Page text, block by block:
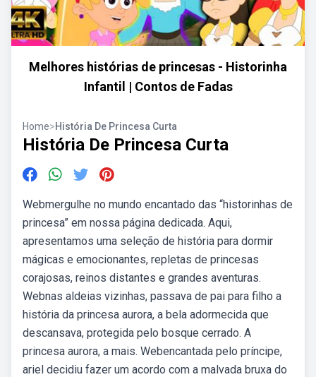
Melhores histórias de princesas - Historinha
Infantil | Contos de Fadas
Home>História De Princesa Curta
História De Princesa Curta
Webmergulhe no mundo encantado das “historinhas de
princesa” em nossa página dedicada. Aqui,
apresentamos uma seleção de história para dormir
mágicas e emocionantes, repletas de princesas
corajosas, reinos distantes e grandes aventuras.
Webnas aldeias vizinhas, passava de pai para filho a
história da princesa aurora, a bela adormecida que
descansava, protegida pelo bosque cerrado. A
princesa aurora, a mais. Webencantada pelo príncipe,
ariel decidiu fazer um acordo com a malvada bruxa do